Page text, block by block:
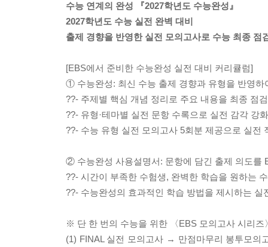
수능 연계의 완성 『2027학년도 수능완성』
2027학년도 수능 실전 완벽 대비
출제 경향을 반영한 실전 모의고사로 수능 최종 점
[EBS에서 준비한 수능완성 실전 대비 커리큘럼]
① 수능완성: 최신 수능 출제 경향과 유형을 반영
??- 주제별 핵심 개념 정리로 주요 내용을 최종 점검
??- 유형·테마별 실전 문항 수록으로 실전 감각 강화
??- 수능 유형 실전 모의고사 5회분 제공으로 실전
② 수능완성 사용설명서: 문항에 담긴 출제 의도를
??- 시간이 부족한 수험생, 완벽한 학습을 원하는
??- 수능완성의 효과적인 학습 방법을 제시하는 실
※ 단 한 번의 수능을 위한 〈EBS 모의고사 시리즈
(1) FINAL 실전 모의고사 → 만점마무리 봉투모